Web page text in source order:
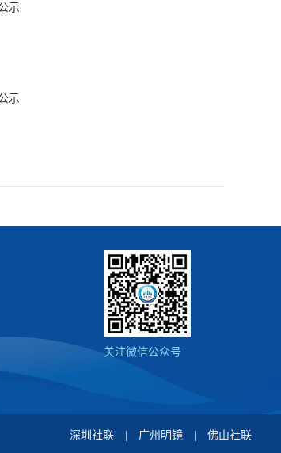
示
示
关注微信公众号
深圳社联 广州明镜 佛山社联